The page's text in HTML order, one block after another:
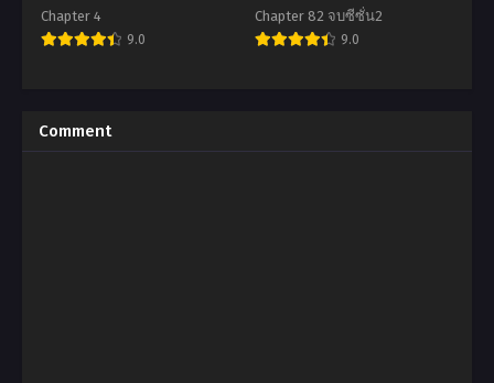
Chapter 4
9.0
Chapter 82 จบซีซั่น2
9.0
Comment